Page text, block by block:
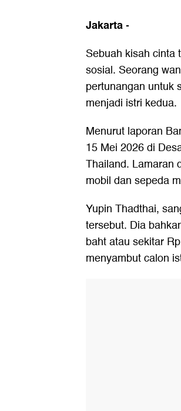
Jakarta-
Sebuah kisah cinta
sosial. Seorang
pertunangan untuk
menjadi istri kedua.
Menurut laporan
15 Mei 2026 di
Thailand. Lamaran
mobil dan sepeda
Yupin Thadthai,
tersebut. Dia
baht atau sekitar
menyambut calon